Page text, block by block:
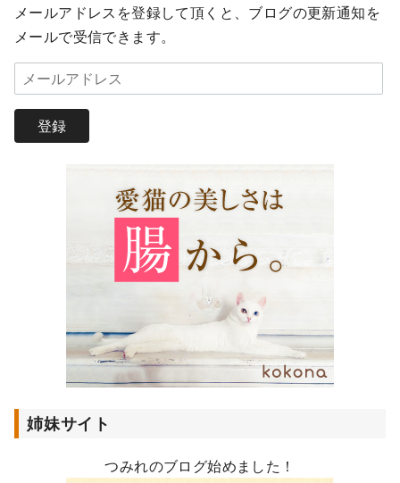
メールアドレスを登録して頂くと、ブログの更新通知を
メールで受信できます。
メ
ー
ア
登録
姉妹サイト
つみれのブログ始めました！